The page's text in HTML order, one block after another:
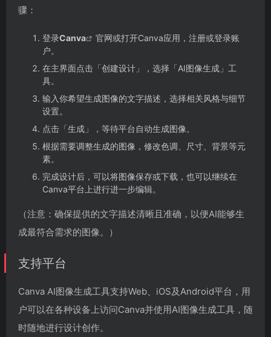
骤：
登录Canva
官网或打开Canva应用，注册或登录账
户。
在主界面点击「创建设计」，选择「AI图像生成」工
具。
输入你希望生成图像的文字描述，选择相关风格与细节
设置。
点击「生成」，等待平台自动生成图像。
根据需要调整生成的图像，修改色调、尺寸、背景等元
素。
完成设计后，可以将图像保存或下载，也可以继续在
Canva平台上进行进一步编辑。
（注意：确保提供的文字描述清晰且准确，以便AI能够生
成最符合需求的图像。）
支持平台
Canva AI图像生成工具支持Web、iOS及Android平台，用
户可以在各种设备上访问Canva并使用AI图像生成工具，随
时随地进行设计创作。